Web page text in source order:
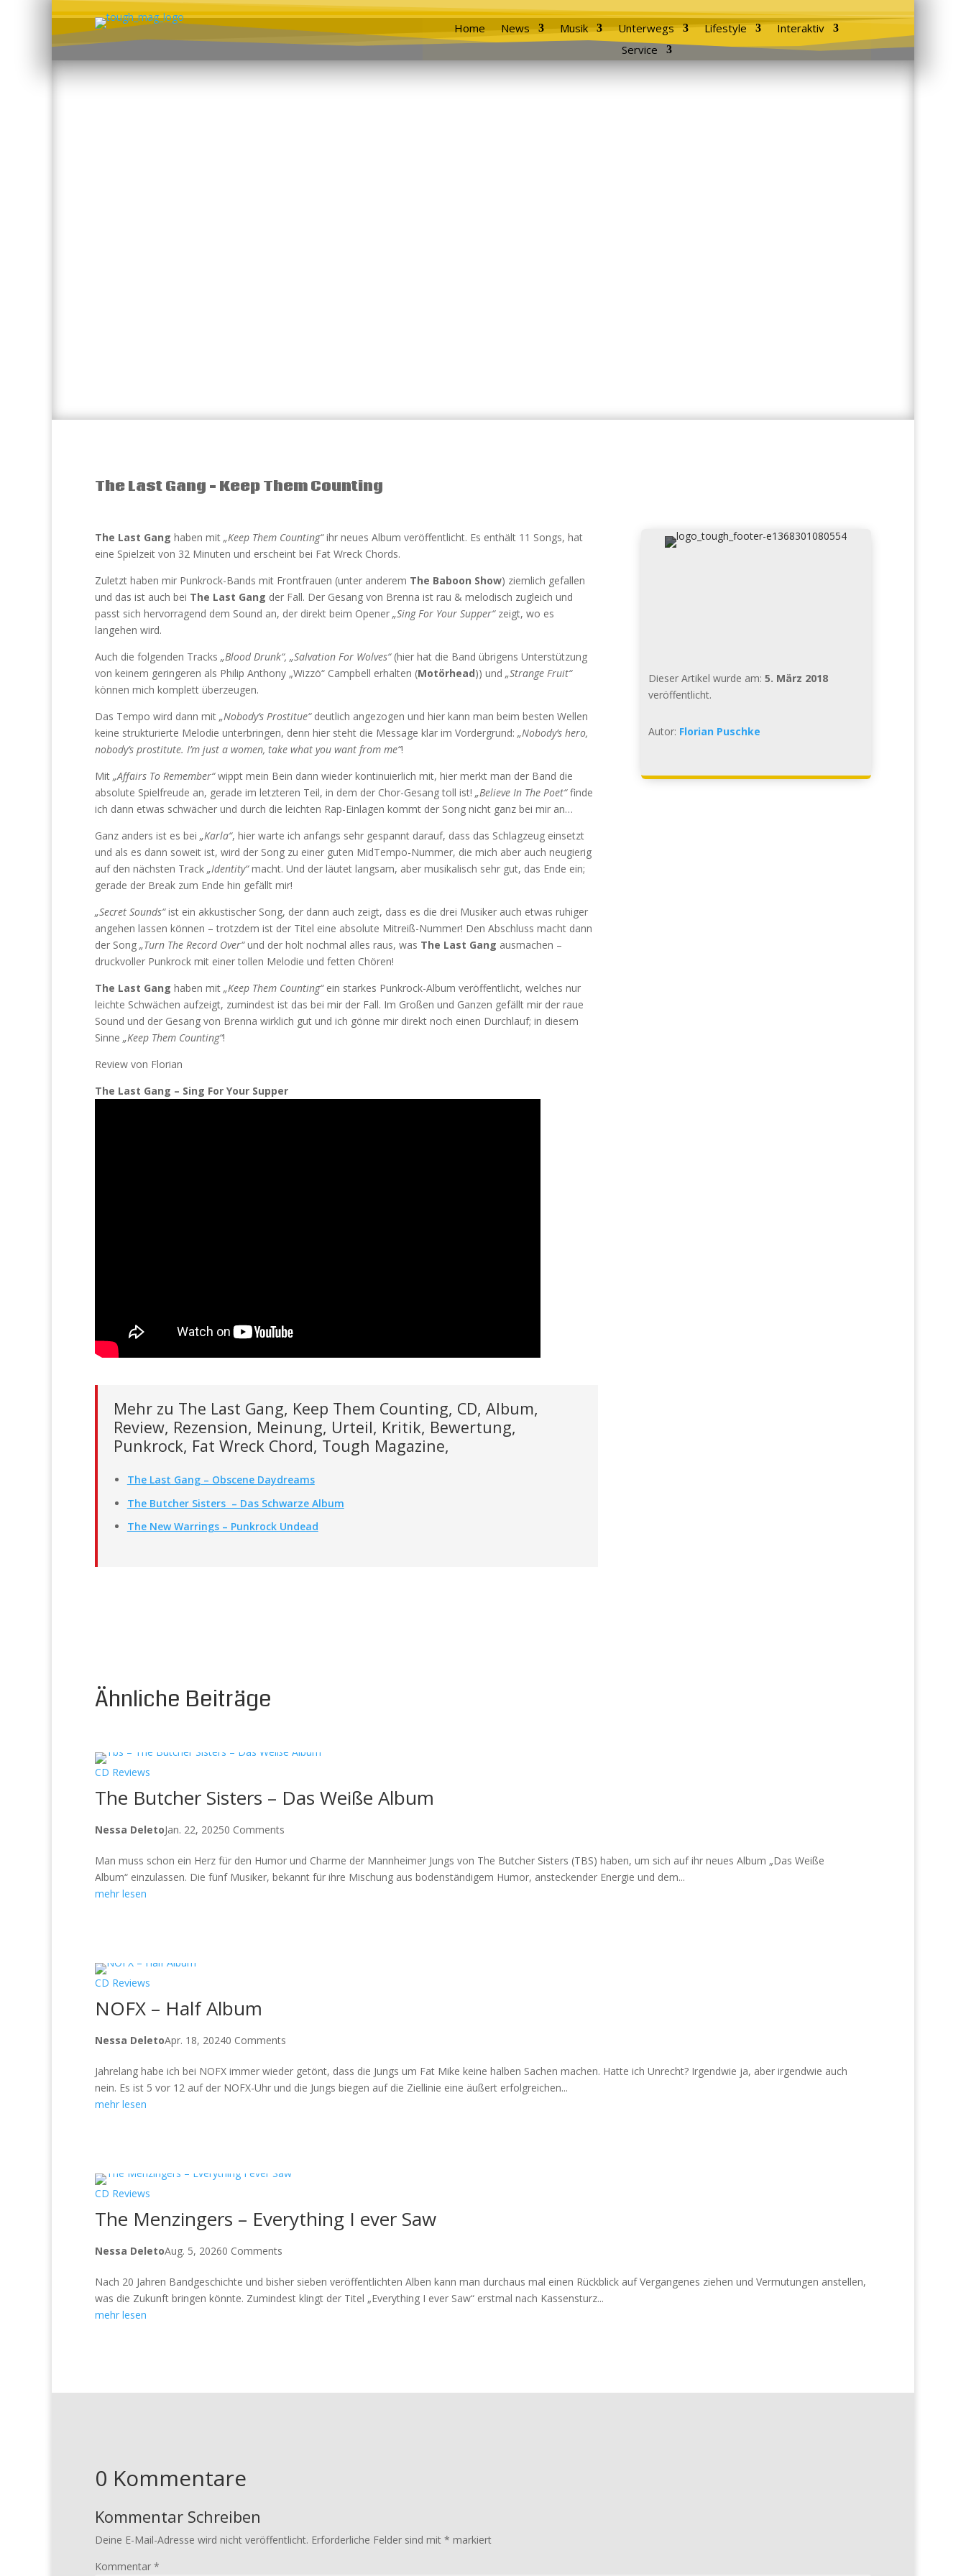
Home News Musik Unterwegs Lifestyle
Interaktiv
Service
The Last Gang – Keep Them Counting
The Last Gang haben mit „Keep Them Counting“ihr neues Album veröffentlicht. Es enthält 11 Songs, hat
eine Spielzeit von 32 Minuten und erscheint bei Fat Wreck Chords.
Zuletzt haben mir Punkrock-Bands mit Frontfrauen (unter anderem The Baboon Show) ziemlich gefallen
und das ist auch bei The Last Gang der Fall. Der Gesang von Brenna ist rau & melodisch zugleich und
passt sich hervorragend dem Sound an, der direkt beim Opener „Sing For Your Supper“zeigt, wo es
langehen wird.
Auch die folgenden Tracks „Blood Drunk“, „Salvation For Wolves“(hier hat die Band übrigens Unterstützung
von keinem geringeren als Philip Anthony „Wizzö“ Campbell erhalten (Motörhead)) und „Strange Fruit“
können mich komplett überzeugen.
Das Tempo wird dann mit „Nobody’s Prostitue“deutlich angezogen und hier kann man beim besten Wellen
keine strukturierte Melodie unterbringen, denn hier steht die Message klar im Vordergrund: „Nobody’s hero,
nobody’s prostitute. I’m just a women, take what you want from me“!
Mit „Affairs To Remember“wippt mein Bein dann wieder kontinuierlich mit, hier merkt man der Band die
absolute Spielfreude an, gerade im letzteren Teil, in dem der Chor-Gesang toll ist! „Believe In The Poet“finde
ich dann etwas schwächer und durch die leichten Rap-Einlagen kommt der Song nicht ganz bei mir an…
Ganz anders ist es bei „Karla“, hier warte ich anfangs sehr gespannt darauf, dass das Schlagzeug einsetzt
und als es dann soweit ist, wird der Song zu einer guten MidTempo-Nummer, die mich aber auch neugierig
auf den nächsten Track „Identity“macht. Und der läutet langsam, aber musikalisch sehr gut, das Ende ein;
gerade der Break zum Ende hin gefällt mir!
„Secret Sounds“ist ein akkustischer Song, der dann auch zeigt, dass es die drei Musiker auch etwas ruhiger
angehen lassen können – trotzdem ist der Titel eine absolute Mitreiß-Nummer! Den Abschluss macht dann
der Song „Turn The Record Over“und der holt nochmal alles raus, was The Last Gang ausmachen –
druckvoller Punkrock mit einer tollen Melodie und fetten Chören!
The Last Gang haben mit „Keep Them Counting“ein starkes Punkrock-Album veröffentlicht, welches nur
leichte Schwächen aufzeigt, zumindest ist das bei mir der Fall. Im Großen und Ganzen gefällt mir der raue
Sound und der Gesang von Brenna wirklich gut und ich gönne mir direkt noch einen Durchlauf; in diesem
Sinne „Keep Them Counting“!
Review von Florian
The Last Gang – Sing For Your Supper
Mehr zu The Last Gang, Keep Them Counting, CD, Album,
Review, Rezension, Meinung, Urteil, Kritik, Bewertung,
Punkrock, Fat Wreck Chord, Tough Magazine,
The Last Gang – Obscene Daydreams
The Butcher Sisters – Das Schwarze Album
The New Warrings – Punkrock Undead
Dieser Artikel wurde am: 5. März 2018
veröffentlicht.
Autor: Florian Puschke
Ähnliche Beiträge
CD Reviews
The Butcher Sisters – Das Weiße Album
Nessa DeletoJan. 22, 20250 Comments
Man muss schon ein Herz für den Humor und Charme der Mannheimer Jungs von The Butcher Sisters (TBS) haben, um sich auf ihr neues Album „Das Weiße
Album“ einzulassen. Die fünf Musiker, bekannt für ihre Mischung aus bodenständigem Humor, ansteckender Energie und dem...
mehr lesen
CD Reviews
NOFX – Half Album
Nessa DeletoApr. 18, 20240 Comments
Jahrelang habe ich bei NOFX immer wieder getönt, dass die Jungs um Fat Mike keine halben Sachen machen. Hatte ich Unrecht? Irgendwie ja, aber irgendwie auch
nein. Es ist 5 vor 12 auf der NOFX-Uhr und die Jungs biegen auf die Ziellinie eine äußert erfolgreichen...
mehr lesen
CD Reviews
The Menzingers – Everything I ever Saw
Nessa DeletoAug. 5, 20260 Comments
Nach 20 Jahren Bandgeschichte und bisher sieben veröffentlichten Alben kann man durchaus mal einen Rückblick auf Vergangenes ziehen und Vermutungen anstellen,
was die Zukunft bringen könnte. Zumindest klingt der Titel „Everything I ever Saw“ erstmal nach Kassensturz...
mehr lesen
0 Kommentare
Kommentar Schreiben
Deine E-Mail-Adresse wird nicht veröffentlicht. Erforderliche Felder sind mit * markiert
Kommentar *